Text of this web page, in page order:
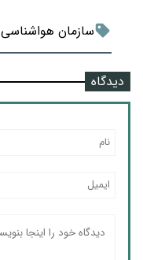
سازمان هواشناسی
دیدگاه